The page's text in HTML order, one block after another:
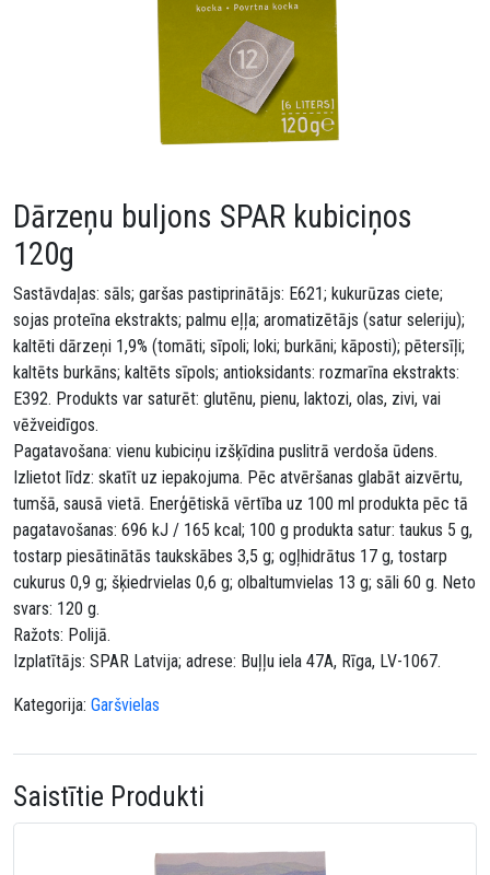
Dārzeņu buljons SPAR kubiciņos
120g
Sastāvdaļas: sāls; garšas pastiprinātājs: E621; kukurūzas ciete;
sojas proteīna ekstrakts; palmu eļļa; aromatizētājs (satur seleriju);
kaltēti dārzeņi 1,9% (tomāti; sīpoli; loki; burkāni; kāposti); pētersīļi;
kaltēts burkāns; kaltēts sīpols; antioksidants: rozmarīna ekstrakts:
E392. Produkts var saturēt: glutēnu, pienu, laktozi, olas, zivi, vai
vēžveidīgos.
Pagatavošana: vienu kubiciņu izšķīdina puslitrā verdoša ūdens.
Izlietot līdz: skatīt uz iepakojuma. Pēc atvēršanas glabāt aizvērtu,
tumšā, sausā vietā. Enerģētiskā vērtība uz 100 ml produkta pēc tā
pagatavošanas: 696 kJ / 165 kcal; 100 g produkta satur: taukus 5 g,
tostarp piesātinātās taukskābes 3,5 g; ogļhidrātus 17 g, tostarp
cukurus 0,9 g; šķiedrvielas 0,6 g; olbaltumvielas 13 g; sāli 60 g. Neto
svars: 120 g.
Ražots: Polijā.
Izplatītājs: SPAR Latvija; adrese: Buļļu iela 47A, Rīga, LV-1067.
Kategorija: Garšvielas
Saistītie Produkti